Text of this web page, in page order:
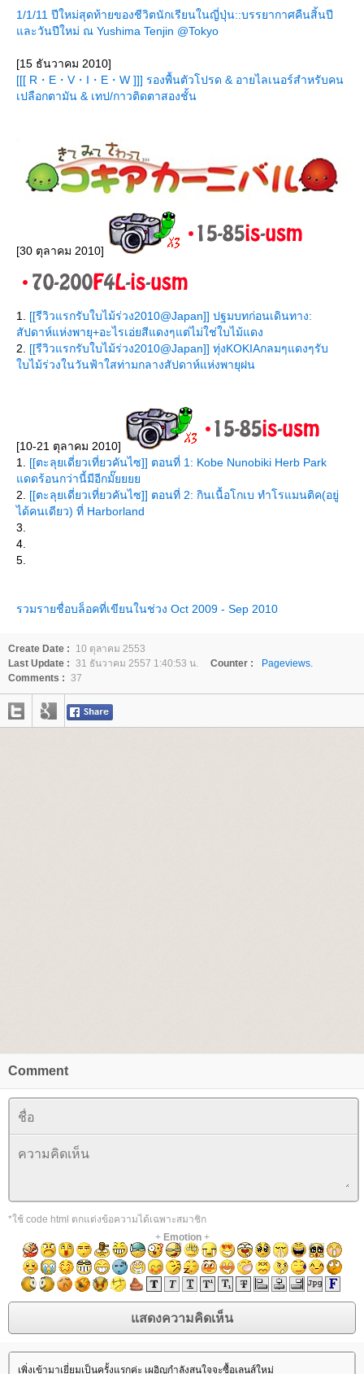
1/1/11 ปีใหม่สุดท้ายของชีวิตนักเรียนในญี่ปุ่น::บรรยากาศคืนสิ้นปี
ละวันปีใหม่ ณ Yushima Tenjin @Tokyo
[15 ธันวาคม 2010]
[[[ R・E・V・I・E・W ]]] รองพื้นตัวโปรด & อายไลเนอร์สำหรับคน
เปลือกตามัน & เทป/กาวติดตาสองชั้น
[30 ตุลาคม 2010]
1. [[รีวิวแรกรับใบไม้ร่วง2010@Japan]] ปฐมบทก่อนเดินทาง:
สัปดาห์แห่งพายุ+อะไรเอ่ยสีแดงๆแต่ไม่ใช่ใบไม้แดง
2. [[รีวิวแรกรับใบไม้ร่วง2010@Japan]] ทุ่งKOKIAกลมๆแดงๆรับ
บไม้ร่วงในวันฟ้าใสท่ามกลางสัปดาห์แห่งพายุฝน
[10-21 ตุลาคม 2010]
1. [[ตะลุยเดี่ยวเที่ยวคันไซ]] ตอนที่ 1: Kobe Nunobiki Herb Park
ดดร้อนกว่านี้มีอีกมั๊
2. [[ตะลุยเดี่ยวเที่ยวคันไซ]] ตอนที่ 2: กินเนื้อโกเบ ทำโรแมนติค(อยู่
ได้คนเดียว) ที่ Harborland
3.
4.
5.
รวมรายชื่อบล็อคที่เขียนในช่วง Oct 2009 - Sep 2010
Create Date :
10 ตุลาคม 2553
Last Update : 31 ธันวาคม 2557 1:40:53 น. Counter :
Pageviews.
Comments : 37
Comment
*ใช้ code html ตกแต่งข้อความได้เฉพาะสมาชิก
+ Emotion+
เพิ่งเข้ามาเยี่ยมเป็นครั้งแรกค่ะ เผอิญกำลังสนใจจะซื้อเลนส์ใหม่